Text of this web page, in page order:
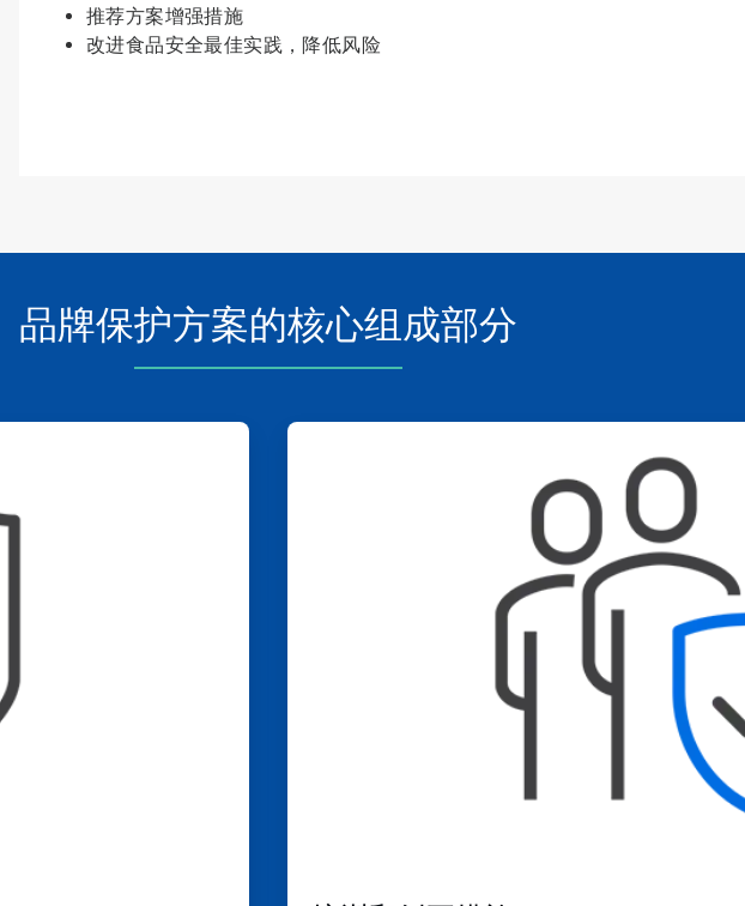
推荐方案增强措施
改进食品安全最佳实践，降低风险
品牌保护方案的核心组成部分
ArticleTile